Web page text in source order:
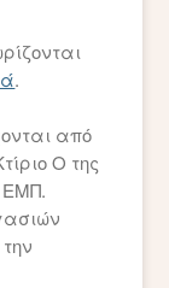
.
από
Ο της